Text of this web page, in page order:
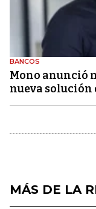
BANCOS
Mono anunció
nueva solución
MÁS DE LA